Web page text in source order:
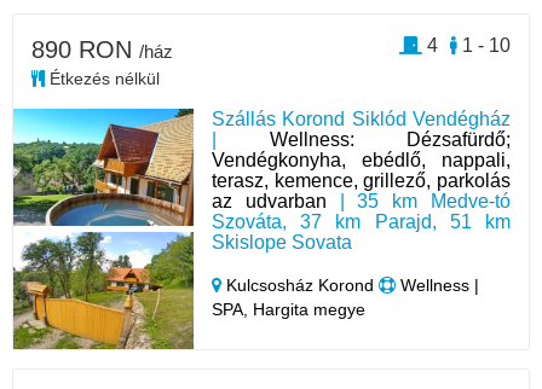
Szállás Korond Siklód Vendégház
Wellness: Dézsafürdő;
Vendégkonyha, ebédlő, nappali,
terasz, kemence, grillező, parkolás
az udvarban | 35 km Medve-tó
Szováta, 37 km Parajd, 51 km
Skislope Sovata
Kulcsosház Korond
Wellness |
SPA, Hargita megye
890 RON /ház
Étkezés nélkül
1 - 10
4